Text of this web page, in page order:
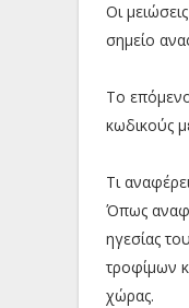
Οι
σημείο
Το
κωδικούς
Τι
Όπως
ηγεσίας
τροφίμων
χώρας.